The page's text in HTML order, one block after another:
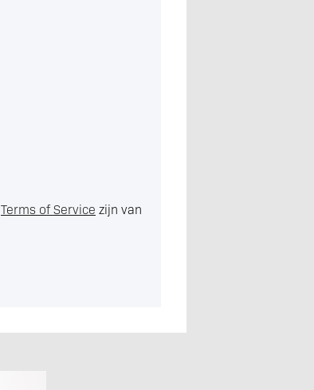
Terms of Service zijn van